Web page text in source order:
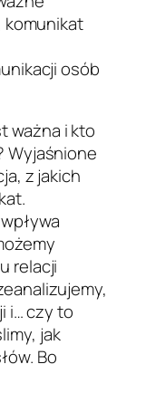
komunikat
osób
ważna i kto
Wyjaśnione
z jakich
relacji
i… czy to
jak
Bo